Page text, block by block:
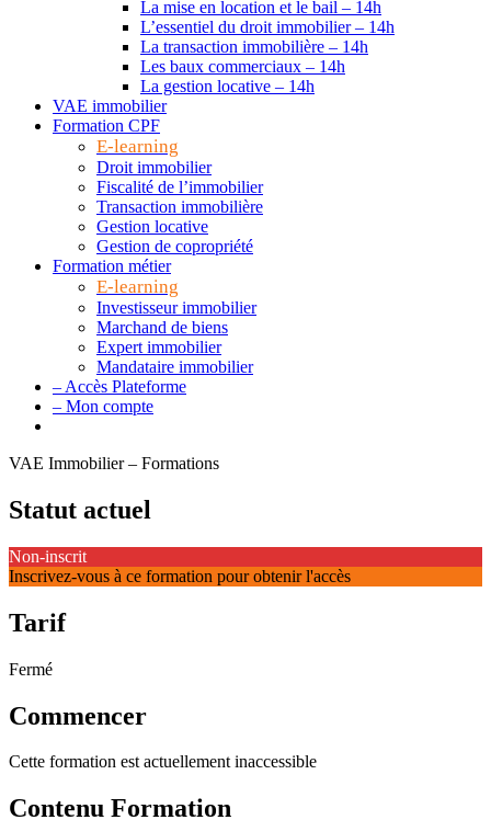
La mise en location et le bail – 14h
L’essentiel du droit immobilier – 14h
La transaction immobilière – 14h
Les baux commerciaux – 14h
La gestion locative – 14h
VAE immobilier
Formation CPF
E-learning
Droit immobilier
Fiscalité de l’immobilier
Transaction immobilière
Gestion locative
Gestion de copropriété
Formation métier
E-learning
Investisseur immobilier
Marchand de biens
Expert immobilier
Mandataire immobilier
– Accès Plateforme
– Mon compte
VAE Immobilier – Formations
Statut actuel
Non-inscrit
Inscrivez-vous à ce formation pour obtenir l'accès
Tarif
Fermé
Commencer
Cette formation est actuellement inaccessible
Contenu Formation